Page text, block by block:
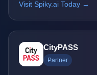
Visit Spiky.ai Today →
CityPASS
Partner